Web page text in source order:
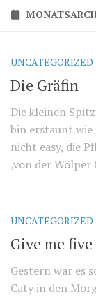
UNCATEGORIZED
Die Gräfin
Die kleinen
bin erstaunt wie
nicht easy, die
‚von der Wölper
UNCATEGORIZED
Give me five
Gestern war es
Caty in den